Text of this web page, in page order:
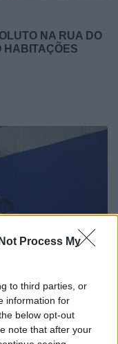
Process My
to third parties, or
information for
below opt-out
note that after your
NA RUA DO
HABITAÇÕES
FUTSAL DO FC